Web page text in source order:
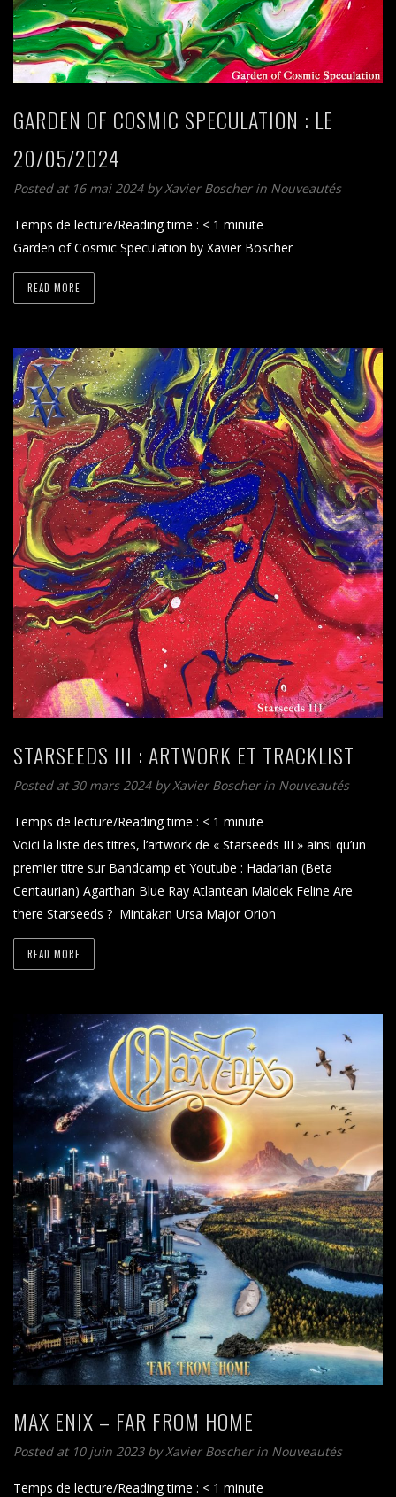
GARDEN OF COSMIC SPECULATION : LE
20/05/2024
Posted at 16 mai 2024 byXavier Boscher in Nouveautés
Temps de lecture/Reading time : < 1 minute
Garden of Cosmic Speculation by Xavier Boscher
READ MORE
STARSEEDS III : ARTWORK ET TRACKLIST
Posted at 30 mars 2024 byXavier Boscher in Nouveautés
Temps de lecture/Reading time : < 1 minute
Voici la liste des titres, l’artwork de « Starseeds III » ainsi qu’un
premier titre sur Bandcamp et Youtube : Hadarian (Beta
Centaurian) Agarthan Blue Ray Atlantean Maldek Feline Are
there Starseeds ? Mintakan Ursa Major Orion
READ MORE
MAX ENIX – FAR FROM HOME
Posted at 10 juin 2023 byXavier Boscher in Nouveautés
Temps de lecture/Reading time : < 1 minute